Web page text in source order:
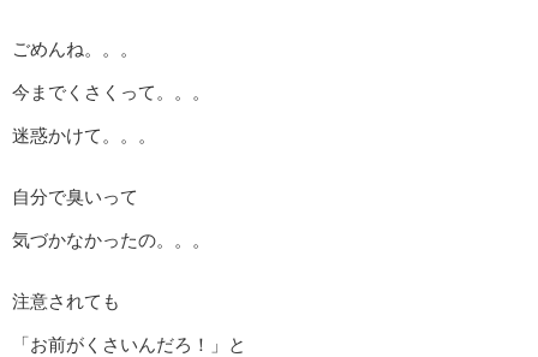
ごめんね。。。
今までくさくって。。。
迷惑かけて。。。
自分で臭いって
気づかなかったの。。。
注意されても
「お前がくさいんだろ！」と